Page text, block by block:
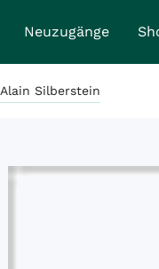
Neuzugänge
Alain Silberstein